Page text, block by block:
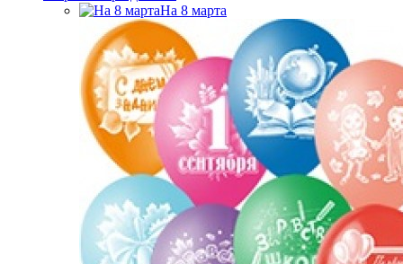
На 8 марта